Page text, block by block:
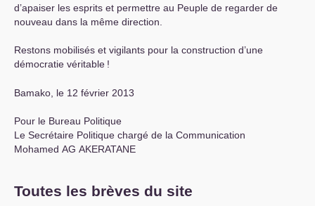
d’apaiser les esprits et permettre au Peuple de regarder de
nouveau dans la même direction.
Restons mobilisés et vigilants pour la construction d’une
démocratie véritable !
Bamako, le 12 février 2013
Pour le Bureau Politique
Le Secrétaire Politique chargé de la Communication
Mohamed AG AKERATANE
Toutes les brèves du site